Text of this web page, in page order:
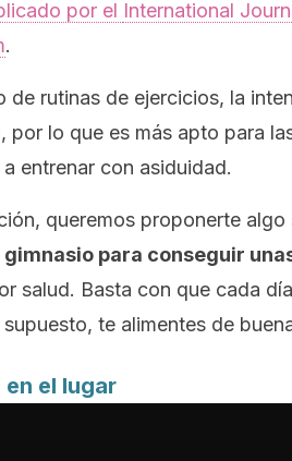
por el International
.
de rutinas de ejercicios, la
por lo que es más apto para
entrenar con asiduidad.
queremos proponerte
gimnasio para conseguir
salud. Basta con que cada
te alimentes de
en el lugar